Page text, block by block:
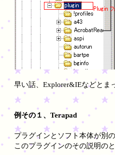
早い話、Explorer&IEなどとま
例その１、Terapad
プラグインとソフト本体が別
このプラグインのその説明の